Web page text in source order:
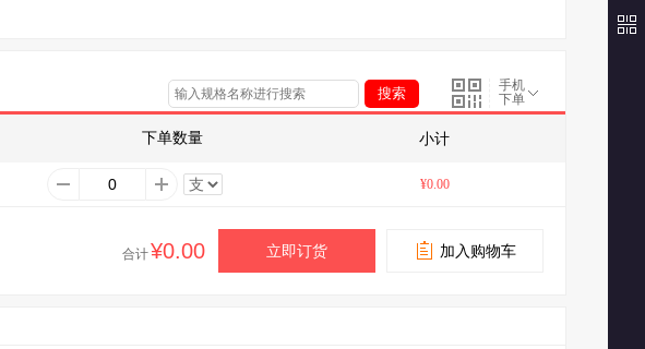
手机
下单
下单数量 小计
¥0.00
合计¥0.00 立即订货 加入购物车